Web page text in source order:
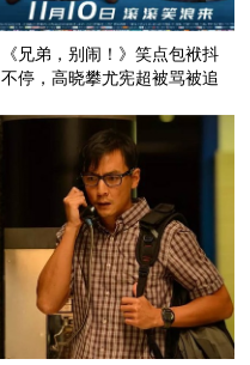
《兄弟，别闹！》笑点包袱抖
不停，高晓攀尤宪超被骂被追